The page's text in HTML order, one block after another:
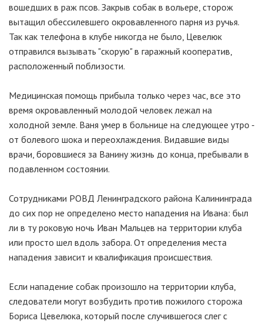
вошедших в раж псов. Закрыв собак в вольере, сторож
вытащил обессилевшего окровавленного парня из ручья.
Так как телефона в клубе никогда не было, Цевелюк
отправился вызывать "скорую" в гаражный кооператив,
расположенный поблизости.
Медицинская помощь прибыла только через час, все это
время окровавленный молодой человек лежал на
холодной земле. Ваня умер в больнице на следующее утро -
от болевого шока и переохлаждения. Видавшие виды
врачи, боровшиеся за Ванину жизнь до конца, пребывали в
подавленном состоянии.
Сотрудниками РОВД Ленинградского района Калининграда
до сих пор не определено место нападения на Ивана: был
ли в ту роковую ночь Иван Мальцев на территории клуба
или просто шел вдоль забора. От определения места
нападения зависит и квалификация происшествия.
Если нападение собак произошло на территории клуба,
следователи могут возбудить против пожилого сторожа
Бориса Цевелюка, который после случившегося слег с